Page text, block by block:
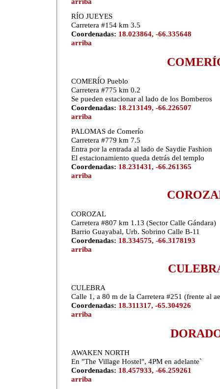
RÍO JUEYES
Carretera #154 km 3.5
Coordenadas: 18.023864, -66.335648
arriba
COMERÍO Pueblo
Carretera #775 km 0.2
Se pueden estacionar al lado de los Bomberos
Coordenadas: 18.213149, -66.226507
arriba
PALOMAS de Comerío
Carretera #779 km 7.5
Entra por la entrada al lado de Saydie Fashion
El estacionamiento queda detrás del templo
Coordenadas: 18.231431, -66.261365
arriba
COROZAL
Carretera #807 km 1.13 (Sector Calle Gándara)
Barrio Guayabal, Urb. Sobrino Calle B-11
Coordenadas: 18.334575, -66.3178193
arriba
CULEBRA
Calle 1, a 80 m de la Carretera #251 (frente al
Coordenadas: 18.311317, -65.304926
arriba
AWAKEN NORTH
En "The Village Hostel", 4PM en adelante`
Coordenadas: 18.457933, -66.259261
arriba